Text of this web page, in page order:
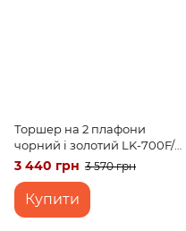
Торшер на 2 плафони
чорний і золотий LK-700F/2
E27 BK+FG
3 440 грн 3 570 грн
Купити